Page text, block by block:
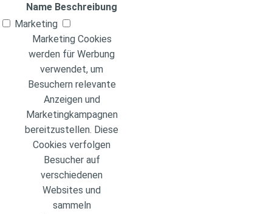
Name Beschreibung
Marketing
Marketing Cookies
werden für Werbung
verwendet, um
Besuchern relevante
Anzeigen und
Marketingkampagnen
bereitzustellen. Diese
Cookies verfolgen
Besucher auf
verschiedenen
Websites und
sammeln